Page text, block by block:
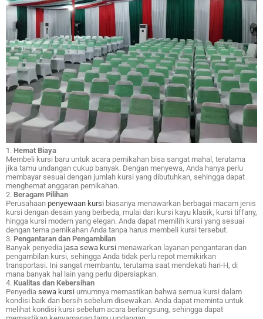
1. Hemat Biaya
Membeli kursi baru untuk acara pernikahan bisa sangat mahal, terutama
jika tamu undangan cukup banyak. Dengan menyewa, Anda hanya perlu
membayar sesuai dengan jumlah kursi yang dibutuhkan, sehingga dapat
menghemat anggaran pernikahan.
2. Beragam Pilihan
Perusahaan penyewaan kursi biasanya menawarkan berbagai macam jenis
kursi dengan desain yang berbeda, mulai dari kursi kayu klasik, kursi tiffany,
hingga kursi modern yang elegan. Anda dapat memilih kursi yang sesuai
dengan tema pernikahan Anda tanpa harus membeli kursi tersebut.
3. Pengantaran dan Pengambilan
Banyak penyedia jasa sewa kursi menawarkan layanan pengantaran dan
pengambilan kursi, sehingga Anda tidak perlu repot memikirkan
transportasi. Ini sangat membantu, terutama saat mendekati hari-H, di
mana banyak hal lain yang perlu dipersiapkan.
4. Kualitas dan Kebersihan
Penyedia sewa kursi umumnya memastikan bahwa semua kursi dalam
kondisi baik dan bersih sebelum disewakan. Anda dapat meminta untuk
melihat kondisi kursi sebelum acara berlangsung, sehingga dapat